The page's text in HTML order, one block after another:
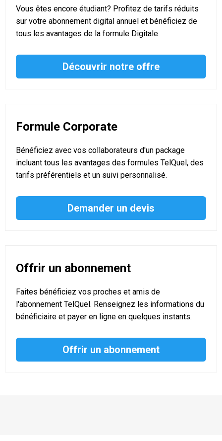
Vous êtes encore étudiant? Profitez de tarifs réduits
sur votre abonnement digital annuel et bénéficiez de
tous les avantages de la formule Digitale
Découvrir notre offre
Formule Corporate
Bénéficiez avec vos collaborateurs d'un package
incluant tous les avantages des formules TelQuel, des
tarifs préférentiels et un suivi personnalisé.
Demander un devis
Offrir un abonnement
Faites bénéficiez vos proches et amis de
l'abonnement TelQuel. Renseignez les informations du
bénéficiaire et payer en ligne en quelques instants.
Offrir un abonnement